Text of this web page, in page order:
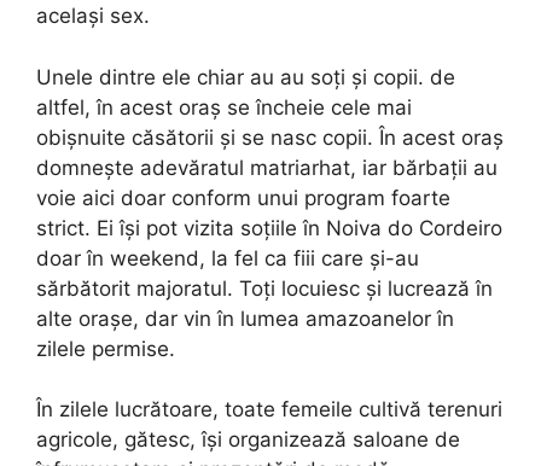
același sex.
Unele dintre ele chiar au au soți și copii. de
altfel, în acest oraș se încheie cele mai
obișnuite căsătorii și se nasc copii. În acest oraș
domnește adevăratul matriarhat, iar bărbații au
voie aici doar conform unui program foarte
strict. Ei își pot vizita soțiile în Noiva do Cordeiro
doar în weekend, la fel ca fiii care și-au
sărbătorit majoratul. Toți locuiesc și lucrează în
alte orașe, dar vin în lumea amazoanelor în
zilele permise.
În zilele lucrătoare, toate femeile cultivă terenuri
agricole, gătesc, își organizează saloane de